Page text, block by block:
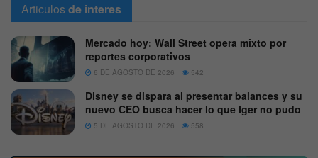
Articulosde interes
Mercado hoy: Wall Street opera mixto por
reportes corporativos
6 DE AGOSTO DE 2026 542
Disney se dispara al presentar balances y su
nuevo CEO busca hacer lo que Iger no pudo
5 DE AGOSTO DE 2026 558